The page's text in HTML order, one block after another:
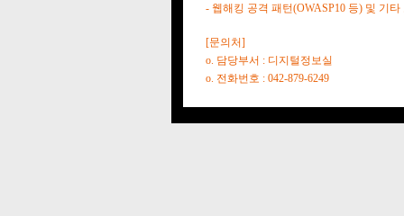
- 웹해킹 공격 패턴(OWASP10 등) 및 기
[문의처]
o. 담당부서 : 디지털정보실
o. 전화번호 : 042-879-6249